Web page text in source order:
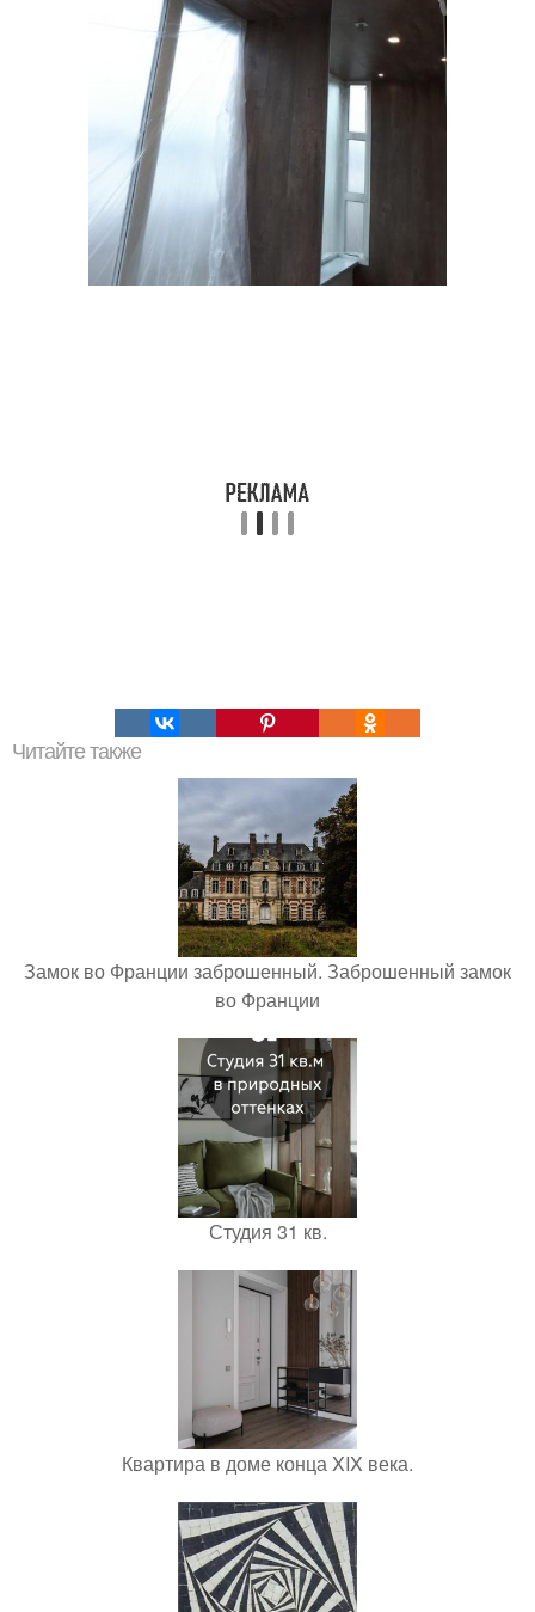
Читайте также
Замок во Франции заброшенный. Заброшенный замок
во Франции
Студия 31 кв.
Квартира в доме конца XIX века.